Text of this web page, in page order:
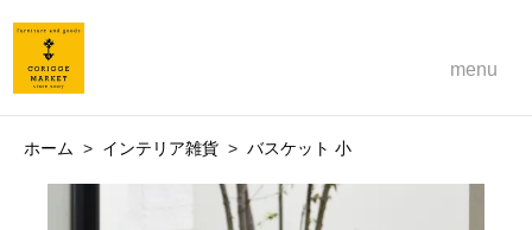
menu
ホーム > インテリア雑貨 > バスケット 小